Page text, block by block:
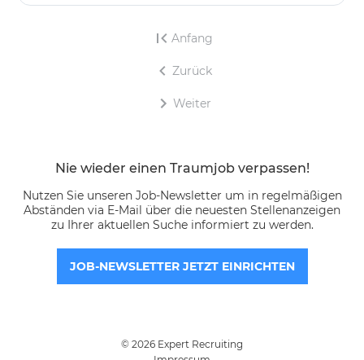
Anfang
Zurück
Weiter
Nie wieder einen Traumjob verpassen!
Nutzen Sie unseren Job-Newsletter um in regelmäßigen
Abständen via E-Mail über die neuesten Stellenanzeigen
zu Ihrer aktuellen Suche informiert zu werden.
JOB-NEWSLETTER JETZT EINRICHTEN
© 2026 Expert Recruiting